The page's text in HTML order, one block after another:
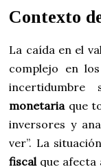
Contexto
La caída en el
complejo en
monetariaque
inversores y
ver”. La
fiscalque afecta